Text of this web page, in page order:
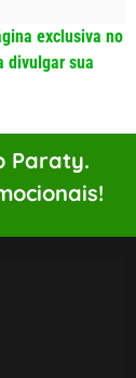
exclusiva no
divulgar sua
Paraty.